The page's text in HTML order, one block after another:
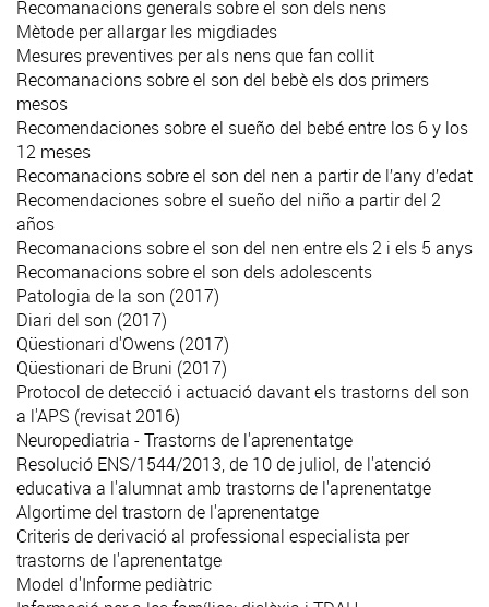
Recomanacions generals sobre el son dels nens
Mètode per allargar les migdiades
Mesures preventives per als nens que fan collit
Recomanacions sobre el son del bebè els dos primers
mesos
Recomendaciones sobre el sueño del bebé entre los 6 y los
12 meses
Recomanacions sobre el son del nen a partir de l’any d’edat
Recomendaciones sobre el sueño del niño a partir del 2
años
Recomanacions sobre el son del nen entre els 2 i els 5 anys
Recomanacions sobre el son dels adolescents
Patologia de la son (2017)
Diari del son (2017)
Qüestionari d'Owens (2017)
Qüestionari de Bruni (2017)
Protocol de detecció i actuació davant els trastorns del son
a l'APS (revisat 2016)
Neuropediatria - Trastorns de l'aprenentatge
Resolució ENS/1544/2013, de 10 de juliol, de l'atenció
educativa a l'alumnat amb trastorns de l'aprenentatge
Algortime del trastorn de l'aprenentatge
Criteris de derivació al professional especialista per
trastorns de l'aprenentatge
Model d'Informe pediàtric